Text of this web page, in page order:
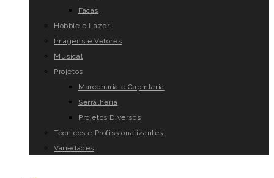
Facas
Hobbie e Lazer
Imagens e Vetores
Musical
Projetos
Marcenaria e Capintaria
Serralheria
Projetos Diversos
Técnicos e Profissionalizantes
Variedades